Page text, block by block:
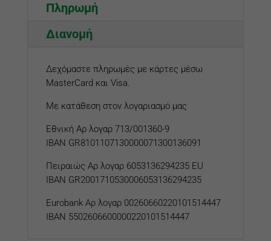
Πληρωμή
Διανομή
Δεχόμαστε πληρωμές με κάρτες μέσω
MasterCard και Visa.
Με κατάθεση στον λογαριασμό μας
Εθνική Αρ λογαρ 713/001360-9
IBAN GR8101107130000071300136091
Πειραιώς Αρ λογαρ 6053136294235 EU
IBAN GR2001710530006053136294235
Eurobank Αρ λογαρ00260660220101514447
IBAN 5502606600000220101514447